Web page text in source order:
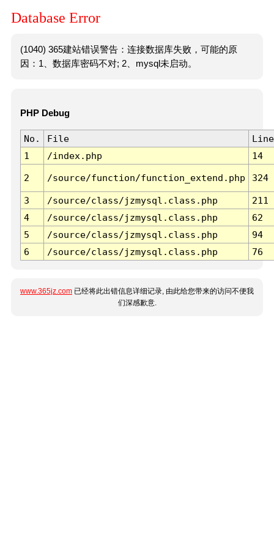
Database Error
(1040) 365建站错误警告：连接数据库失败，可能的原
因：1、数据库密码不对; 2、mysql未启动。
PHP Debug
No. File
Line
1
/index.php 14
2 /source/function/function_extend.php 324
3 /source/class/jzmysql.class.php
211
4
/source/class/jzmysql.class.php
62
5
/source/class/jzmysql.class.php
94
6
/source/class/jzmysql.class.php 76
www.365jz.com 已经将此出错信息详细记录, 由此给您带来的访问不便我
们深感歉意.